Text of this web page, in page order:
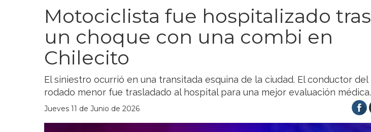
Motociclista fue hospitalizado tras
un choque con una combi en
Chilecito
El siniestro ocurrió en una transitada esquina de la ciudad. El conductor del
rodado menor fue trasladado al hospital para una mejor evaluación médica.
Jueves 11 de Junio de 2026